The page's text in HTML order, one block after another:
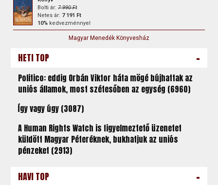
Bolti ár:7 990 Ft
Netes ár: 7 191 Ft
10% kedvezménnyel
Magyar Menedék Könyvesház
HETI TOP -
Politico: eddig Orbán Viktor háta mögé bújhattak az
uniós államok, most szétesőben az egység (6960)
Így vagy úgy (3087)
A Human Rights Watch is figyelmeztető üzenetet
küldött Magyar Péteréknek, bukhatjuk az uniós
pénzeket (2913)
HAVI TOP -